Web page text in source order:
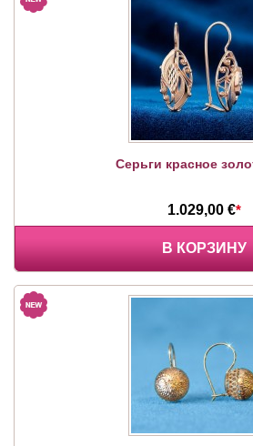
Серьги красное
1.029,00 €*
В КОРЗИНУ